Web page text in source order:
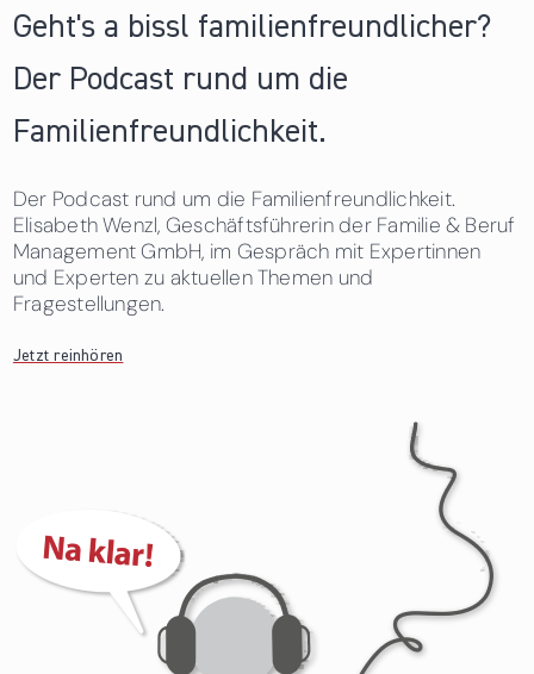
Geht's a bissl familienfreundlicher?
Der Podcast rund um die
Familienfreundlichkeit.
Der Podcast rund um die Familienfreundlichkeit.
Elisabeth Wenzl, Geschäftsführerin der Familie & Beruf
Management GmbH, im Gespräch mit Expertinnen
und Experten zu aktuellen Themen und
Fragestellungen.
Jetzt reinhören